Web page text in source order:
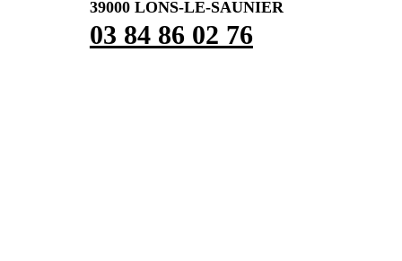
39000 LONS-LE-SAUNIER
03 84 86 02 76